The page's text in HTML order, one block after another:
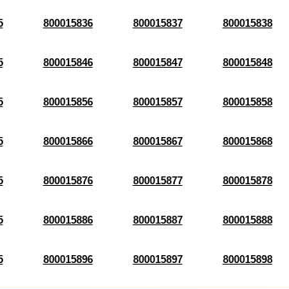
800015836 800015837 800015838
800015846 800015847 800015848
800015856 800015857 800015858
800015866 800015867 800015868
800015876 800015877 800015878
800015886 800015887 800015888
800015896 800015897 800015898